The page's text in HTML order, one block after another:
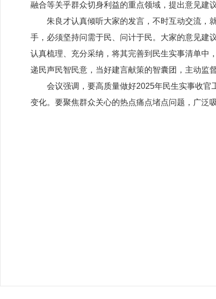
融合等关乎群众切身利益的重点领域，提出意见建议
朱良才认真倾听大家的发言，不时互动交流，
手，必须坚持问需于民、问计于民。大家的意见建
认真梳理、充分采纳，将其完善到民生实事清单中
递民声民智民意，当好建言献策的智囊团，主动监
会议强调，要高质量做好2025年民生实事收官
变化。要聚焦群众关心的热点痛点堵点问题，广泛